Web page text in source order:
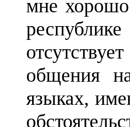
мне
общения
языках,